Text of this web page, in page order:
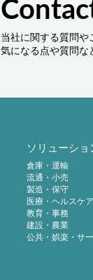
当社に関する質問や
気になる点や質問な
ソリューショ
倉庫・運輸
流通・小売
製造・保守
医療・ヘルスケア
教育・事務
建設・農業
公共・娯楽・サ